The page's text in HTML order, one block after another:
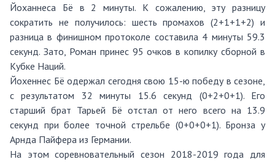
Йоханнеса Бё в 2 минуты. К сожалению, эту разницу
сократить не получилось: шесть промахов (2+1+1+2) и
разница в финишном протоколе составила 4 минуты 59.3
секунд. Зато, Роман принес 95 очков в копилку сборной в
Кубке Наций.
Йохеннес Бё одержал сегодня свою 15-ю победу в сезоне,
с результатом 32 минуты 15.6 секунд (0+2+0+1). Его
старший брат Тарьей Бё отстал от него всего на 13.9
секунд при более точной стрельбе (0+0+0+1). Бронза у
Арнда Пайфера из Германии.
На этом соревновательный сезон 2018-2019 года для